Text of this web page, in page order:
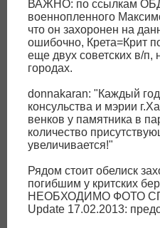
ВАЖНО: по ссылкам
военнопленного
что он захоронен на
ошибочно, Крета=Крит
еще двух советских в/п,
городах.
donnakaran: "Каждый
консульства и мэрии
венков у памятника в
количество
увеличивается!"
Рядом стоит обелиск
погибшим у критских
НЕОБХОДИМО ФОТО
Update 17.02.2013: